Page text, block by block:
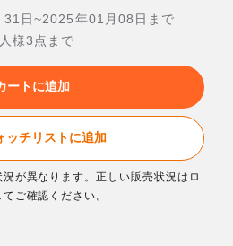
日~2025年01月08日まで
様3点まで
ートに追加
ッチリストに追加
が異なります。正しい販売状況はロ
ご確認ください。